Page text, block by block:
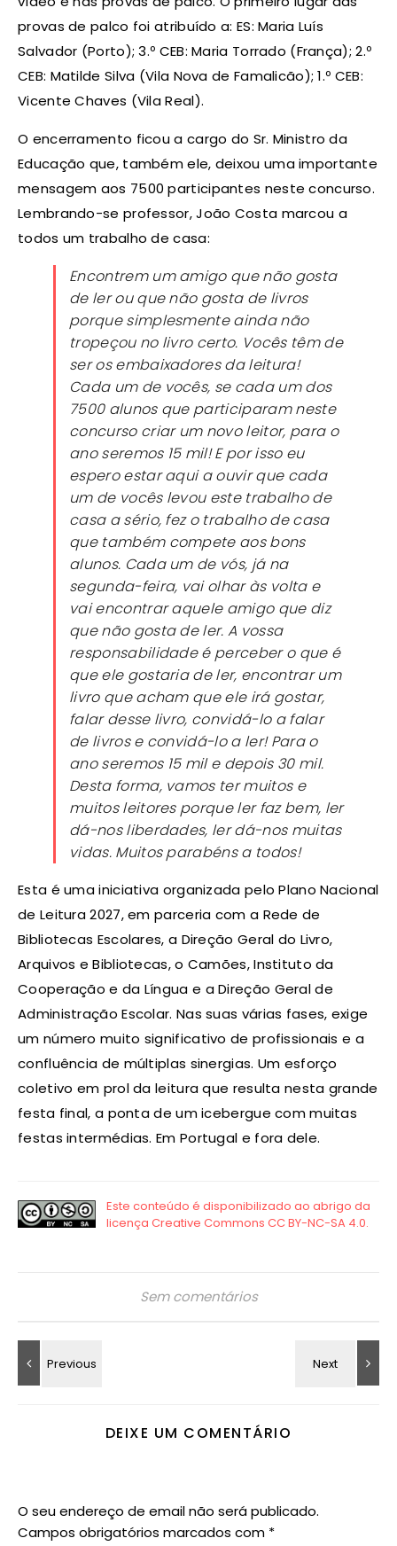
provas de palco foi atribuído a: ES: Maria Luís
Salvador (Porto); 3.º CEB: Maria Torrado (França); 2.º
CEB: Matilde Silva (Vila Nova de Famalicão); 1.º CEB:
Vicente Chaves (Vila Real).
O encerramento ficou a cargo do Sr. Ministro da
Educação que, também ele, deixou uma importante
mensagem aos 7500 participantes neste concurso.
Lembrando-se professor, João Costa marcou a
todos um trabalho de casa:
Encontrem um amigo que não gosta
de ler ou que não gosta de livros
porque simplesmente ainda não
tropeçou no livro certo. Vocês têm de
ser os embaixadores da leitura!
Cada um de vocês, se cada um dos
7500 alunos que participaram neste
concurso criar um novo leitor, para o
ano seremos 15 mil! E por isso eu
espero estar aqui a ouvir que cada
um de vocês levou este trabalho de
casa a sério, fez o trabalho de casa
que também compete aos bons
alunos. Cada um de vós, já na
segunda-feira, vai olhar às volta e
vai encontrar aquele amigo que diz
que não gosta de ler. A vossa
responsabilidade é perceber o que é
que ele gostaria de ler, encontrar um
livro que acham que ele irá gostar,
falar desse livro, convidá-lo a falar
de livros e convidá-lo a ler! Para o
ano seremos 15 mil e depois 30 mil.
Desta forma, vamos ter muitos e
muitos leitores porque ler faz bem, ler
dá-nos liberdades, ler dá-nos muitas
vidas. Muitos parabéns a todos!
Esta é uma iniciativa organizada pelo Plano Nacional
de Leitura 2027, em parceria com a Rede de
Bibliotecas Escolares, a Direção Geral do Livro,
Arquivos e Bibliotecas, o Camões, Instituto da
Cooperação e da Língua e a Direção Geral de
Administração Escolar. Nas suas várias fases, exige
um número muito significativo de profissionais e a
confluência de múltiplas sinergias. Um esforço
coletivo em prol da leitura que resulta nesta grande
festa final, a ponta de um icebergue com muitas
festas intermédias. Em Portugal e fora dele.
Sem comentários
DEIXE UM COMENTÁRIO
O seu endereço de email não será publicado.
Campos obrigatórios marcados com *